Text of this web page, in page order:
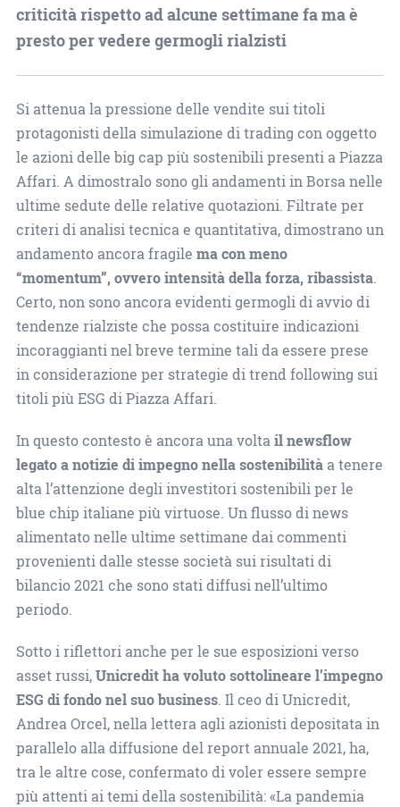
criticità rispetto ad alcune settimane fa ma è
presto per vedere germogli rialzisti
Si attenua la pressione delle vendite sui titoli
protagonisti della simulazione di trading con oggetto
le azioni delle big cap più sostenibili presenti a Piazza
Affari. A dimostralo sono gli andamenti in Borsa nelle
ultime sedute delle relative quotazioni. Filtrate per
criteri di analisi tecnica e quantitativa, dimostrano un
andamento ancora fragile ma con meno
“momentum”, ovvero intensità della forza, ribassista.
Certo, non sono ancora evidenti germogli di avvio di
tendenze rialziste che possa costituire indicazioni
incoraggianti nel breve termine tali da essere prese
in considerazione per strategie di trend following sui
titoli più ESG di Piazza Affari.
In questo contesto è ancora una voltail newsflow
legato a notizie di impegno nella sostenibilitàa tenere
alta l’attenzione degli investitori sostenibili per le
blue chip italiane più virtuose. Un flusso di news
alimentato nelle ultime settimane dai commenti
provenienti dalle stesse società sui risultati di
bilancio 2021 che sono stati diffusi nell’ultimo
periodo.
Sotto i riflettori anche per le sue esposizioni verso
asset russi,Unicredit ha voluto sottolineare l’impegno
ESG di fondo nel suo business. Il ceo di Unicredit,
Andrea Orcel, nella lettera agli azionisti depositata in
parallelo alla diffusione del report annuale 2021, ha,
tra le altre cose, confermato di voler essere sempre
più attenti ai temi della sostenibilità: «La pandemia